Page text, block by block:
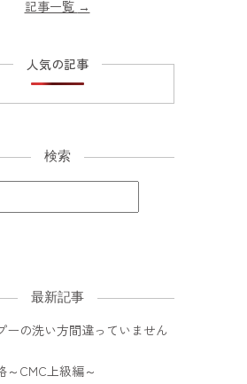
記事一覧 →
人気の記事
検索
最新記事
ーの洗い方間違っていません
～CMC上級編～